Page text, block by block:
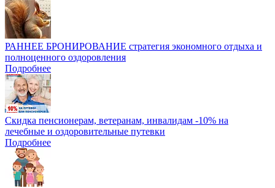
РАННЕЕ БРОНИРОВАНИЕ стратегия экономного отдыха и
полноценного оздоровления
Подробнее
Скидка пенсионерам, ветеранам, инвалидам -10% на
лечебные и оздоровительные путевки
Подробнее